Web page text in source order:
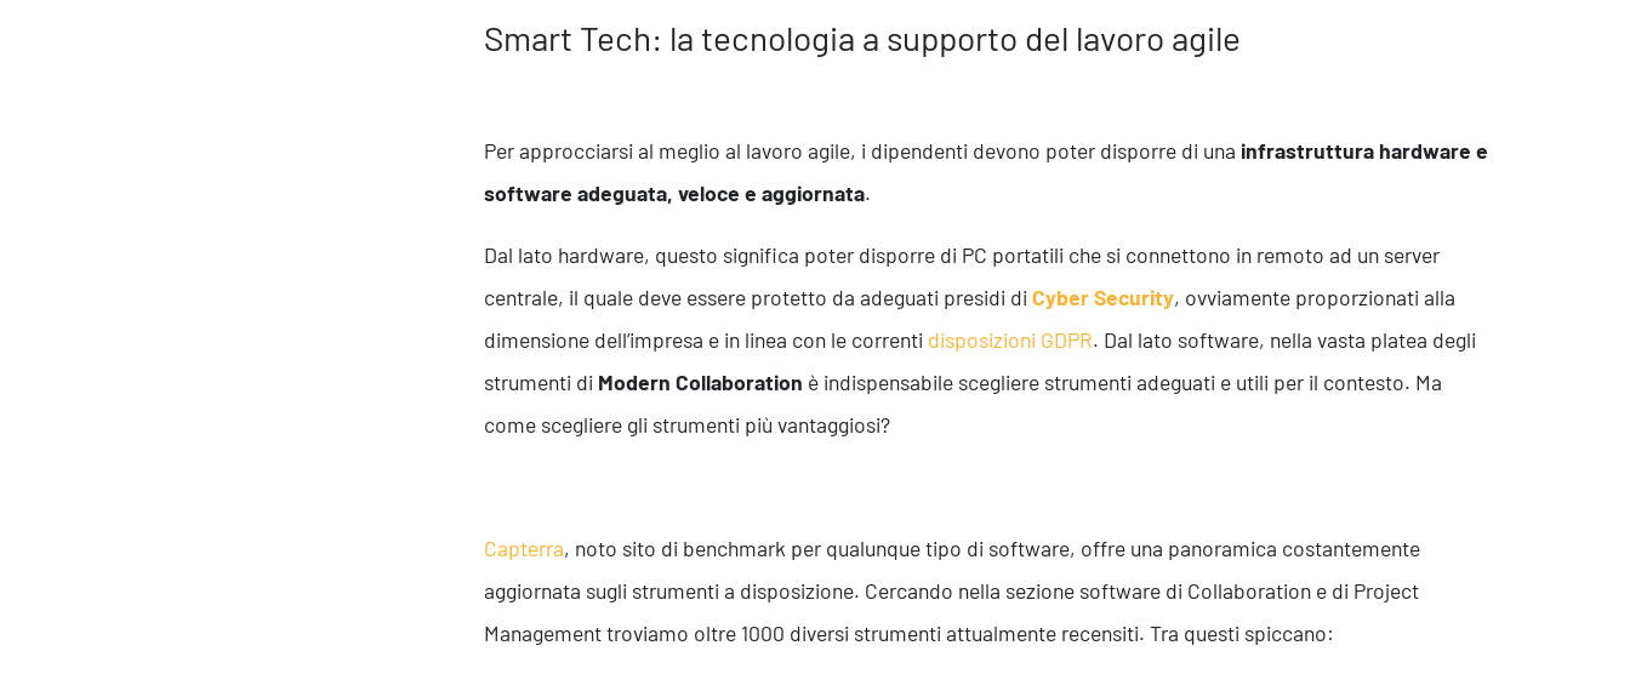
Smart Tech: la tecnologia a supporto del lavoro agile
Per approcciarsi al meglio al lavoro agile, i dipendenti devono poter disporre di una infrastruttura hardware e
software adeguata, veloce e aggiornata.
Dal lato hardware, questo significa poter disporre di PC portatili che si connettono in remoto ad un server
centrale, il quale deve essere protetto da adeguati presidi di Cyber Security, ovviamente proporzionati alla
dimensione dell’impresa e in linea con le correnti disposizioni GDPR. Dal lato software, nella vasta platea degli
strumenti di Modern Collaboration è indispensabile scegliere strumenti adeguati e utili per il contesto. Ma
come scegliere gli strumenti più vantaggiosi?
Capterra, noto sito di benchmark per qualunque tipo di software, offre una panoramica costantemente
aggiornata sugli strumenti a disposizione. Cercando nella sezione software di Collaboration e di Project
Management troviamo oltre 1000 diversi strumenti attualmente recensiti. Tra questi spiccano: